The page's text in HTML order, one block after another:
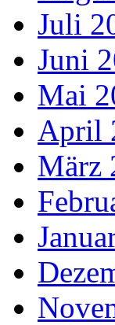
Juli
Juni
Mai
April
März